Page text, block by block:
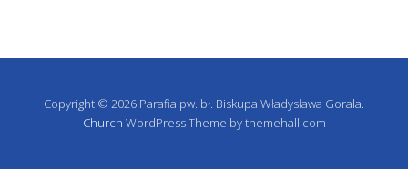
Copyright © 2026 Parafia pw. bł. Biskupa Władysława Gorala.
Church WordPress Theme by themehall.com